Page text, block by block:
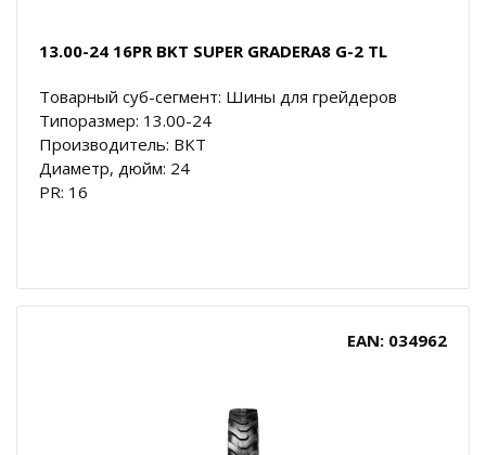
13.00-24 16PR BKT SUPER GRADERA8 G-2 TL
Товарный суб-сегмент: Шины для грейдеров
Типоразмер: 13.00-24
Производитель: BKT
Диаметр, дюйм: 24
PR: 16
EAN: 034962